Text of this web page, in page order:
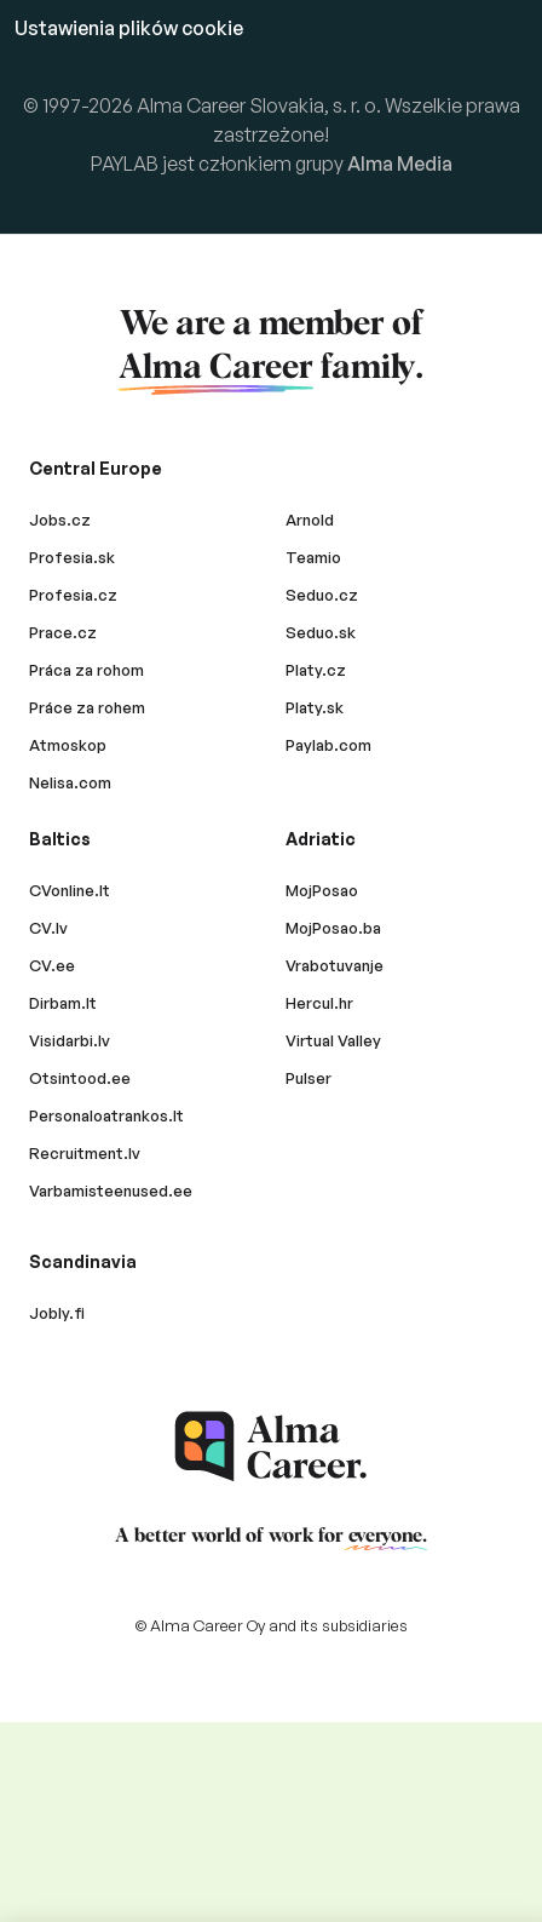
Ustawienia plików cookie
© 1997-2026 Alma Career Slovakia, s. r. o. Wszelkie prawa
zastrzeżone!
PAYLAB jest członkiem grupy Alma Media
We are a member of
Alma Career family.
Central Europe
Jobs.cz
Profesia.sk
Profesia.cz
Prace.cz
Práca za rohom
Práce za rohem
Atmoskop
Nelisa.com
Arnold
Teamio
Seduo.cz
Seduo.sk
Platy.cz
Platy.sk
Paylab.com
Baltics
CVonline.lt
CV.lv
CV.ee
Dirbam.lt
Visidarbi.lv
Otsintood.ee
Personaloatrankos.lt
Recruitment.lv
Varbamisteenused.ee
Adriatic
MojPosao
MojPosao.ba
Vrabotuvanje
Hercul.hr
Virtual Valley
Pulser
Scandinavia
Jobly.fi
A better world of work for everyone.
© Alma Career Oy and its subsidiaries